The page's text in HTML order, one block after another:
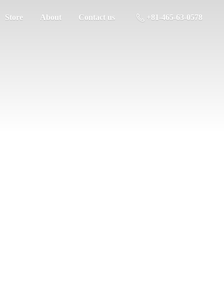
Store About Contact us +81-465-63-0578